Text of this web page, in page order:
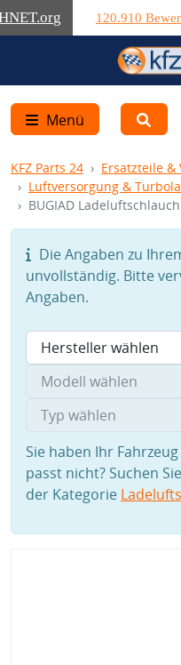
.org 120.910
Menü
KFZ Parts 24 Ersatzteile
Luftversorgung &
BUGIAD
Die Angaben zu
unvollständig. Bitte
Angaben.
Sie haben Ihr
passt nicht? Suchen
der Kategorie